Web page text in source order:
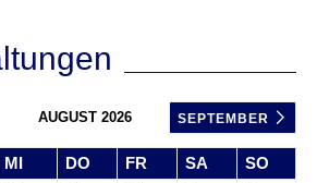
AUGUST 2026 SEPTEMBER
MI DO FR SA SO